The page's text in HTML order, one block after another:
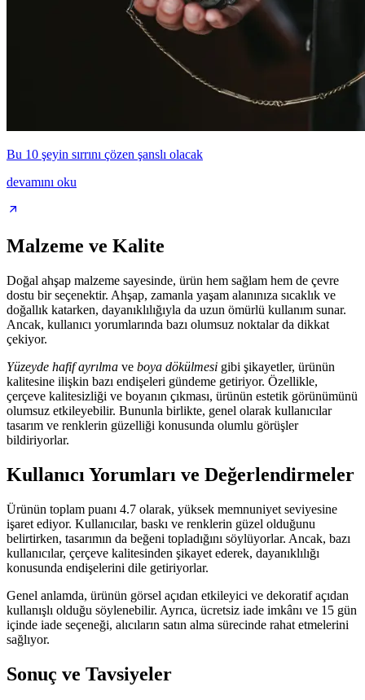
Bu 10 şeyin sırrını çözen şanslı olacak
devamını oku
Malzeme ve Kalite
Doğal ahşap malzeme sayesinde, ürün hem sağlam hem de çevre
dostu bir seçenektir. Ahşap, zamanla yaşam alanınıza sıcaklık ve
doğallık katarken, dayanıklılığıyla da uzun ömürlü kullanım sunar.
Ancak, kullanıcı yorumlarında bazı olumsuz noktalar da dikkat
çekiyor.
Yüzeyde hafif ayrılma ve boya dökülmesi gibi şikayetler, ürünün
kalitesine ilişkin bazı endişeleri gündeme getiriyor. Özellikle,
çerçeve kalitesizliği ve boyanın çıkması, ürünün estetik görünümünü
olumsuz etkileyebilir. Bununla birlikte, genel olarak kullanıcılar
tasarım ve renklerin güzelliği konusunda olumlu görüşler
bildiriyorlar.
Kullanıcı Yorumları ve Değerlendirmeler
Ürünün toplam puanı 4.7 olarak, yüksek memnuniyet seviyesine
işaret ediyor. Kullanıcılar, baskı ve renklerin güzel olduğunu
belirtirken, tasarımın da beğeni topladığını söylüyorlar. Ancak, bazı
kullanıcılar, çerçeve kalitesinden şikayet ederek, dayanıklılığı
konusunda endişelerini dile getiriyorlar.
Genel anlamda, ürünün görsel açıdan etkileyici ve dekoratif açıdan
kullanışlı olduğu söylenebilir. Ayrıca, ücretsiz iade imkânı ve 15 gün
içinde iade seçeneği, alıcıların satın alma sürecinde rahat etmelerini
sağlıyor.
Sonuç ve Tavsiyeler